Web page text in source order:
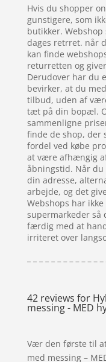
Hvis du shopper
gunstigere, som
butikker.
dages retrret. når
kan finde
returretten og
Derudover har du
bevirker, at du
tilbud, uden af
tæt på din bopæl.
sammenligne
finde de shop, der
fordel ved købe
at være afhængig
åbningstid. Når
din adresse,
arbejde, og det
Webshops har
supermarkeder så
færdig med at
irriteret over
42 reviews for
messing - MED
Vær den første til
med messing –